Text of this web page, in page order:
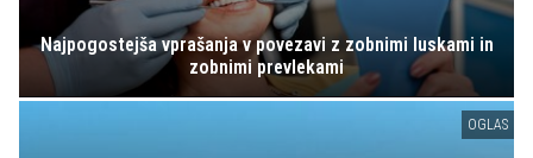
Najpogostejša vprašanja v povezavi z zobnimi luskami in
zobnimi prevlekami
OGLAS